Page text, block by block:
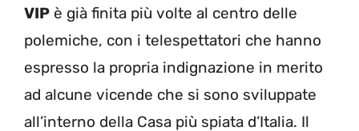
VIP è già finita più volte al centro delle
polemiche, con i telespettatori che hanno
espresso la propria indignazione in merito
ad alcune vicende che si sono sviluppate
all’interno della Casa più spiata d’Italia. Il